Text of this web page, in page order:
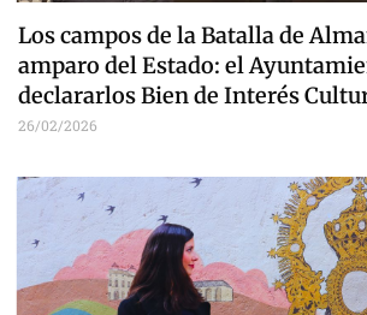
Los campos de la Batalla de
amparo del Estado: el
declararlos Bien de Interés
26/02/2026